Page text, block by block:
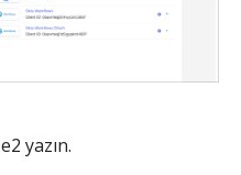
e2 yazın.